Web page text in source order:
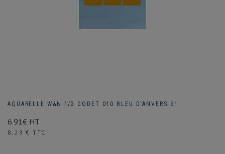
AQUARELLE W&N 1/2 GODET 010 BLEU D'ANVERS S1
6.91€ HT
Prix
8,29 € TTC